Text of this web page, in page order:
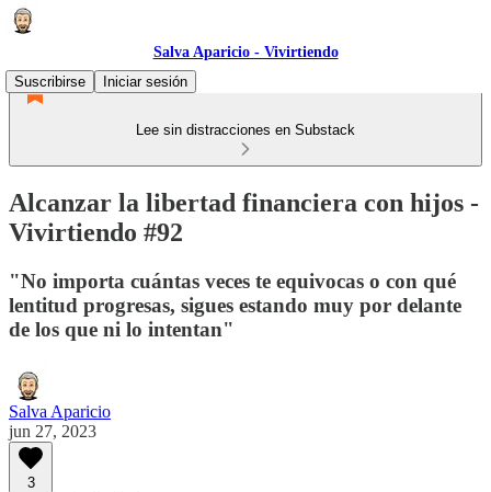
Salva Aparicio - Vivirtiendo
Suscribirse
Iniciar sesión
Lee sin distracciones en Substack
Alcanzar la libertad financiera con hijos -
Vivirtiendo #92
"No importa cuántas veces te equivocas o con qué
lentitud progresas, sigues estando muy por delante
de los que ni lo intentan"
Salva Aparicio
jun 27, 2023
3